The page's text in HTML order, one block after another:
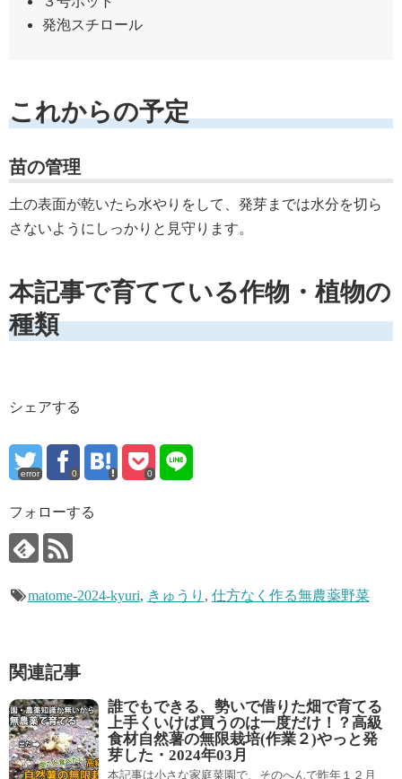
発泡スチロール
これからの予定
苗の管理
土の表面が乾いたら水やりをして、発芽までは水分を切ら
さないようにしっかりと見守ります。
本記事で育てている作物・植物の
種類
シェアする
error 0 0
フォローする
matome-2024-kyuri, きゅうり , 仕方なく作る無農薬野菜
関連記事
誰でもできる、勢いで借りた畑で育てる
上手くいけば買うのは一度だけ！？高級
食材自然薯の無限栽培(作業２)やっと発
芽した・2024年03月
本記事は小さな家庭菜園で、そのへんで昨年１２月